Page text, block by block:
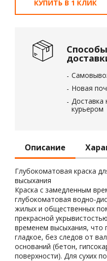
КУПИТЬ В 1 КЛИК
Способы
Новая
Доставка
курьером
Описание
Глубокоматовая краска
высыхания
Краска с замедленным
глубокоматовая водно-
жилых и общественных
прекрасной
временем высыхания, что
гладкое, без следов от
оснований (бетон,
поверхности). Для сухих